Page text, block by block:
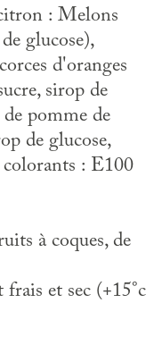
: Melons
glucose),
d'oranges
sirop de
pomme de
de glucose,
: E100
à coques, de
et sec (+15°c